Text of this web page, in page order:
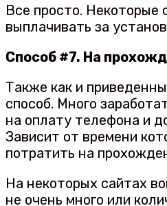
Все просто. Некоторые
выплачивать за
Способ #7. На
Также как и
способ. Много
на оплату телефона и
Зависит от времени
потратить на
На некоторых сайтах
не очень много или